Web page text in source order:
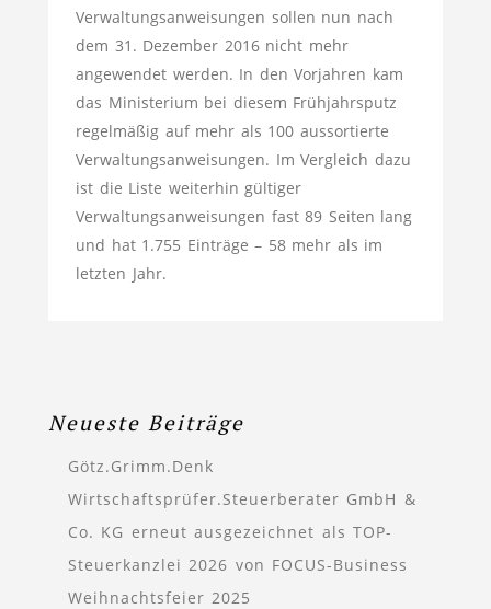
Verwaltungsanweisungen sollen nun nach
dem 31. Dezember 2016 nicht mehr
angewendet werden. In den Vorjahren kam
das Ministerium bei diesem Frühjahrsputz
regelmäßig auf mehr als 100 aussortierte
Verwaltungsanweisungen. Im Vergleich dazu
ist die Liste weiterhin gültiger
Verwaltungsanweisungen fast 89 Seiten lang
und hat 1.755 Einträge – 58 mehr als im
letzten Jahr.
Neueste Beiträge
Götz.Grimm.Denk
Wirtschaftsprüfer.Steuerberater GmbH &
Co. KG erneut ausgezeichnet als TOP-
Steuerkanzlei 2026 von FOCUS-Business
Weihnachtsfeier 2025